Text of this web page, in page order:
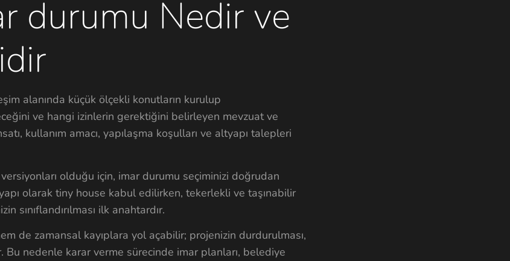
durumu Nedir ve
alanında küçük ölçekli konutların kurulup
ve hangi izinlerin gerektiğini belirleyen mevzuat ve
kullanım amacı, yapılaşma koşulları ve altyapı talepleri
olduğu için, imar durumu seçiminizi doğrudan
olarak tiny house kabul edilirken, tekerlekli ve taşınabilir
sınıflandırılması ilk anahtardır.
de zamansal kayıplara yol açabilir; projenizin durdurulması,
Bu nedenle karar verme sürecinde imar planları, belediye